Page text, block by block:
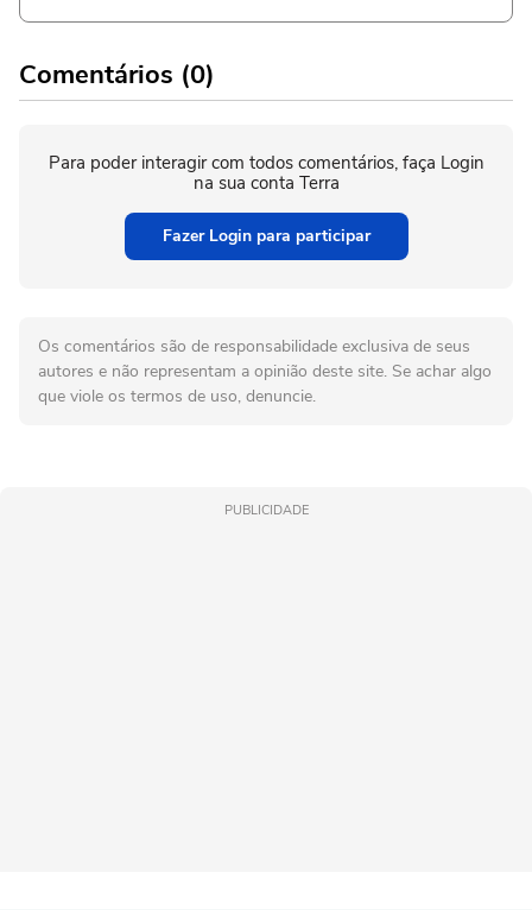
Comentários (0)
Para poder interagir com todos comentários, faça Login
na sua conta Terra
Fazer Login para participar
Os comentários são de responsabilidade exclusiva de seus
autores e não representam a opinião deste site. Se achar algo
que viole os termos de uso, denuncie.
PUBLICIDADE